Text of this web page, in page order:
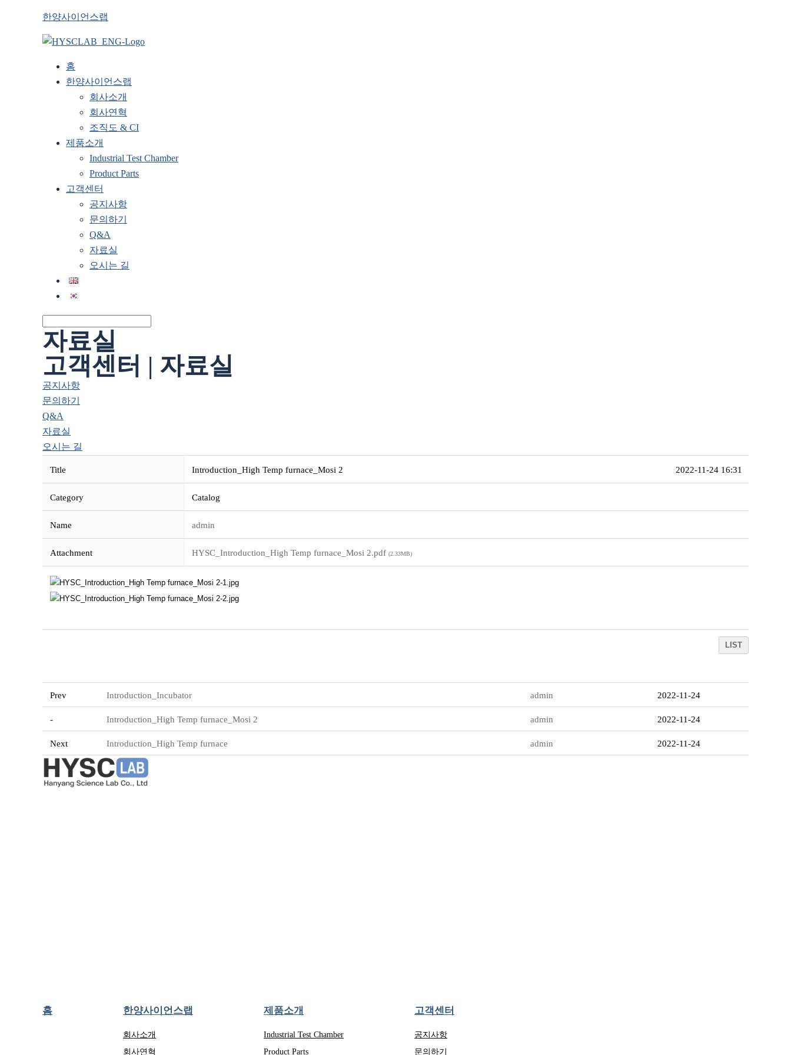
한양사이언스랩
홈
한양사이언스랩
회사소개
회사연혁
조직도 & CI
제품소개
Industrial Test Chamber
Product Parts
고객센터
공지사항
문의하기
Q&A
자료실
오시는 길
자료실
고객센터 | 자료실
공지사항
문의하기
Q&A
자료실
오시는 길
Title Introduction_High Temp furnace_Mosi 2 2022-11-24 16:31
Category Catalog
Name admin
Attachment HYSC_Introduction_High Temp furnace_Mosi 2.pdf (2.33MB)
LIST
Prev Introduction_Incubator admin 2022-11-24
- Introduction_High Temp furnace_Mosi 2 admin 2022-11-24
Next Introduction_High Temp furnace admin 2022-11-24
홈 한양사이언스랩
회사소개
회사연혁
제품소개
Industrial Test Chamber
Product Parts
고객센터
공지사항
문의하기